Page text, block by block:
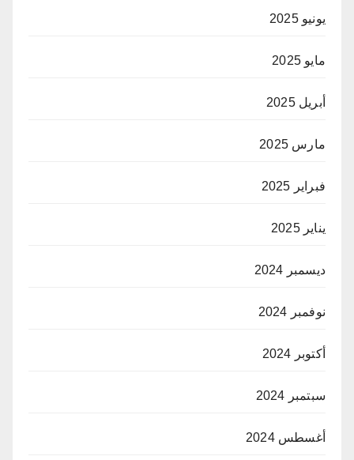
يونيو 2025
مايو 2025
أبريل 2025
مارس 2025
فبراير 2025
يناير 2025
ديسمبر 2024
نوفمبر 2024
أكتوبر 2024
سبتمبر 2024
أغسطس 2024